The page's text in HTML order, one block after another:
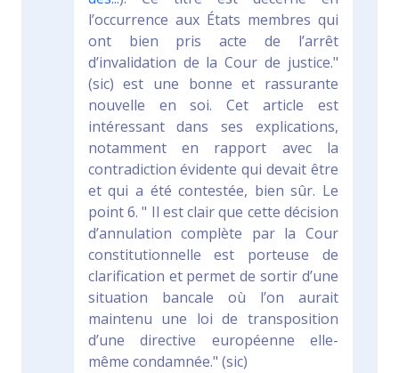
l’occurrence aux États membres qui
ont bien pris acte de l’arrêt
d’invalidation de la Cour de justice."
(sic) est une bonne et rassurante
nouvelle en soi. Cet article est
intéressant dans ses explications,
notamment en rapport avec la
contradiction évidente qui devait être
et qui a été contestée, bien sûr. Le
point 6. " Il est clair que cette décision
d’annulation complète par la Cour
constitutionnelle est porteuse de
clarification et permet de sortir d’une
situation bancale où l’on aurait
maintenu une loi de transposition
d’une directive européenne elle-
même condamnée." (sic)